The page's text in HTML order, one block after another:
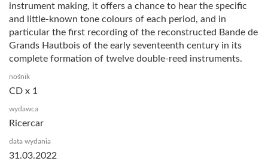
instrument making, it offers a chance to hear the specific
and little-known tone colours of each period, and in
particular the first recording of the reconstructed Bande de
Grands Hautbois of the early seventeenth century in its
complete formation of twelve double-reed instruments.
nośnik
CD x 1
wydawca
Ricercar
data wydania
31.03.2022